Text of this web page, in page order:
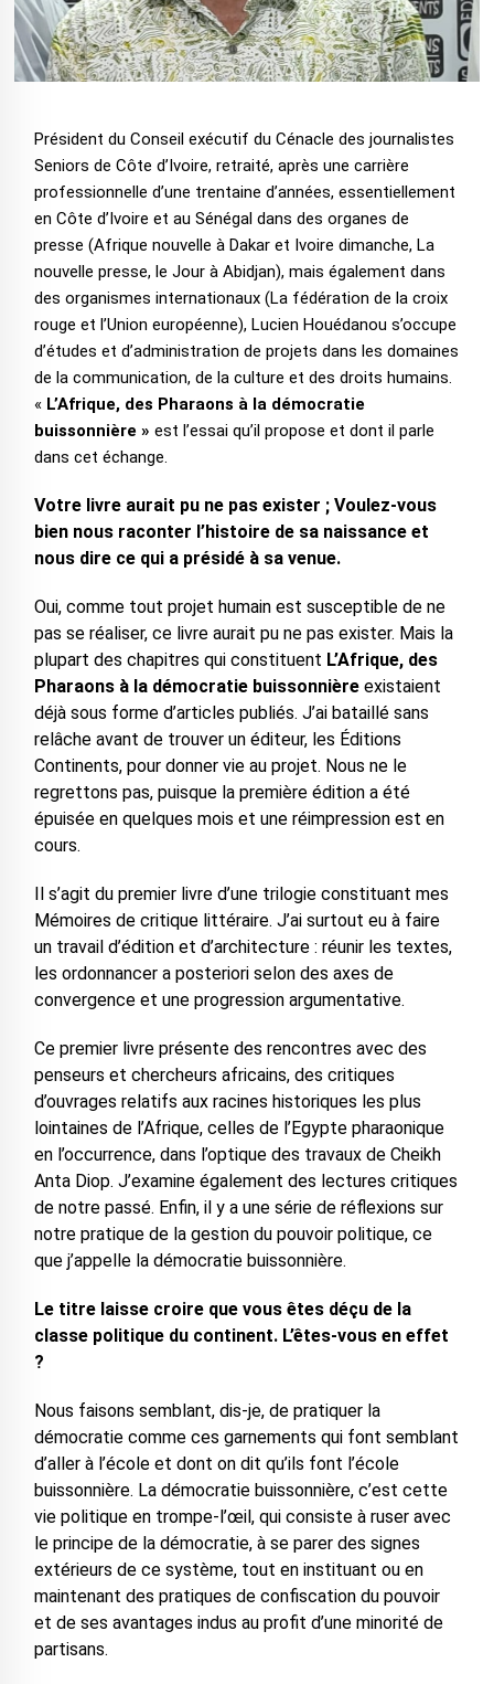
Président du Conseil exécutif du Cénacle des journalistes
Seniors de Côte d’Ivoire, retraité, après une carrière
professionnelle d’une trentaine d’années, essentiellement
en Côte d’Ivoire et au Sénégal dans des organes de
presse (Afrique nouvelle à Dakar et Ivoire dimanche, La
nouvelle presse, le Jour à Abidjan), mais également dans
des organismes internationaux (La fédération de la croix
rouge et l’Union européenne), Lucien Houédanou s’occupe
d’études et d’administration de projets dans les domaines
de la communication, de la culture et des droits humains.
«L’Afrique, des Pharaons à la démocratie
buissonnière » est l’essai qu’il propose et dont il parle
dans cet échange.
Votre livre aurait pu ne pas exister ; Voulez-vous
bien nous raconter l’histoire de sa naissance et
nous dire ce qui a présidé à sa venue.
Oui, comme tout projet humain est susceptible de ne
pas se réaliser, ce livre aurait pu ne pas exister. Mais la
plupart des chapitres qui constituent L’Afrique, des
Pharaons à la démocratie buissonnièreexistaient
déjà sous forme d’articles publiés. J’ai bataillé sans
relâche avant de trouver un éditeur, les Éditions
Continents, pour donner vie au projet. Nous ne le
regrettons pas, puisque la première édition a été
épuisée en quelques mois et une réimpression est en
cours.
Il s’agit du premier livre d’une trilogie constituant mes
Mémoires de critique littéraire. J’ai surtout eu à faire
un travail d’édition et d’architecture : réunir les textes,
les ordonnancer a posteriori selon des axes de
convergence et une progression argumentative.
Ce premier livre présente des rencontres avec des
penseurs et chercheurs africains, des critiques
d’ouvrages relatifs aux racines historiques les plus
lointaines de l’Afrique, celles de l’Egypte pharaonique
en l’occurrence, dans l’optique des travaux de Cheikh
Anta Diop. J’examine également des lectures critiques
de notre passé. Enfin, il y a une série de réflexions sur
notre pratique de la gestion du pouvoir politique, ce
que j’appelle la démocratie buissonnière.
Le titre laisse croire que vous êtes déçu de la
classe politique du continent. L’êtes-vous en effet
?
Nous faisons semblant, dis-je, de pratiquer la
démocratie comme ces garnements qui font semblant
d’aller à l’école et dont on dit qu’ils font l’école
buissonnière. La démocratie buissonnière, c’est cette
vie politique en trompe-l’œil, qui consiste à ruser avec
le principe de la démocratie, à se parer des signes
extérieurs de ce système, tout en instituant ou en
maintenant des pratiques de confiscation du pouvoir
et de ses avantages indus au profit d’une minorité de
partisans.